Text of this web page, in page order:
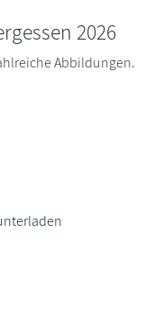
2026
Abbildungen.